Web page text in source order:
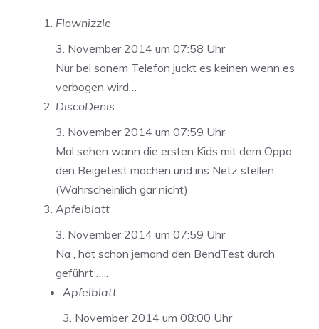
Flownizzle
3. November 2014 um 07:58 Uhr
Nur bei sonem Telefon juckt es keinen wenn es
verbogen wird…
DiscoDenis
3. November 2014 um 07:59 Uhr
Mal sehen wann die ersten Kids mit dem Oppo
den Beigetest machen und ins Netz stellen…
(Wahrscheinlich gar nicht)
Apfelblatt
3. November 2014 um 07:59 Uhr
Na , hat schon jemand den BendTest durch
geführt …..
Apfelblatt
3. November 2014 um 08:00 Uhr